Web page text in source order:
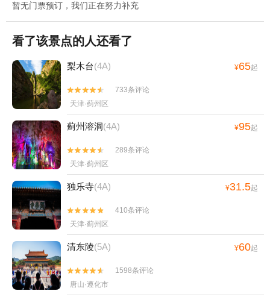
暂无门票预订，我们正在努力补充
看了该景点的人还看了
梨木台(4A) ¥65起


733条评论
天津·蓟州区
蓟州溶洞(4A) ¥95起


289条评论
天津·蓟州区
独乐寺(4A) ¥31.5起


410条评论
天津·蓟州区
清东陵(5A) ¥60起


1598条评论
唐山·遵化市